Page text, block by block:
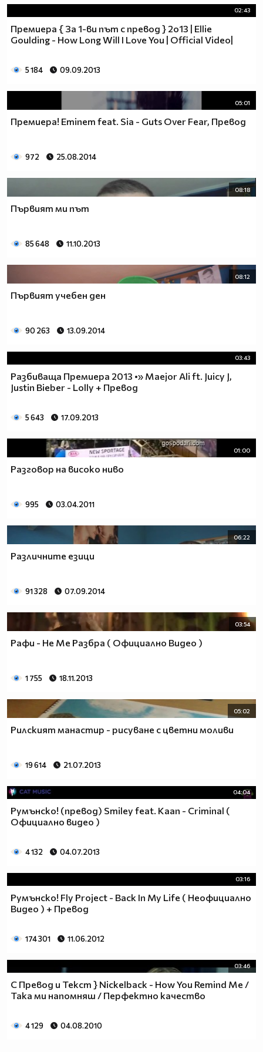
27.Човек, който пази робите да не избягат - ГАРДЕРОБ
28.Превозвач на птици - КОКОШКАР
30.Човек, който се напива на работа - РАБОТОХОЛИК
02:43
Премиера { За 1-ви път с превод } 2o13 | Ellie
Goulding - How Long Will I Love You | Official Video|
5 184 09.09.2013
05:01
Премиера! Eminem feat. Sia - Guts Over Fear, Превод
972 25.08.2014
08:18
Първият ми път
85 648 11.10.2013
08:12
Първият учебен ден
90 263 13.09.2014
03:43
Разбиваща Премиера 2013 •» Maejor Ali ft. Juicy J,
Justin Bieber - Lolly + Превод
5 643 17.09.2013
01:00
Разговор на високо ниво
995 03.04.2011
06:22
Различните езици
91 328 07.09.2014
03:54
Рафи - Не Ме Разбра ( Официално Видео )
1 755 18.11.2013
05:02
Рилският манастир - рисуване с цветни моливи
19 614 21.07.2013
04:04
Румънско! (превод) Smiley feat. Kaan - Criminal (
Официално видео )
4 132 04.07.2013
03:16
Румънско! Fly Project - Back In My Life ( Неофициално
Видео ) + Превод
174 301 11.06.2012
03:46
С Превод и Текст } Nickelback - How You Remind Me /
Така ми напомняш / Перфектно качество
4 129 04.08.2010